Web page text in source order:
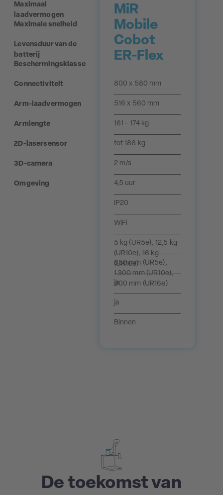
Maximaal
laadvermogen
Maximale snelheid
Levensduur van de
batterij
Beschermingsklasse
Connectiviteit
Arm-laadvermogen
Armlengte
2D-lasersensor
3D-camera
Omgeving
MiR
Mobile
Cobot
ER-Flex
800 x 580 mm
516 x 560 mm
161 - 174 kg
tot 186 kg
2 m/s
4,5 uur
IP20
WiFi
5 kg (UR5e), 12,5 kg
(UR10e), 16 kg
(UR16e)
850 mm (UR5e),
1.300 mm (UR10e),
900 mm (UR16e)
ja
ja
Binnen
De toekomst van